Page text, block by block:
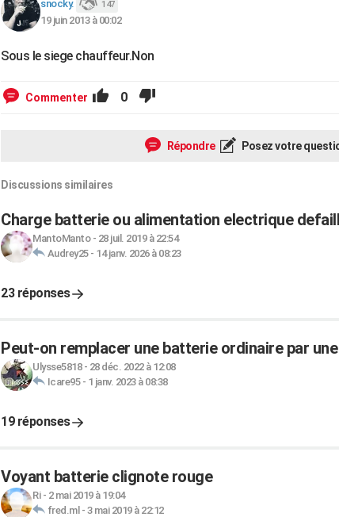
snocky. 147
19 juin 2013 à 00:02
Sous le siege chauffeur.Non
Commenter 0
Répondre Posez votre
Discussions similaires
Charge batterie ou alimentation electrique
MantoManto- 28 juil. 2019 à 22:54
Audrey25- 14 janv. 2026 à 08:23
23 réponses
Peut-on remplacer une batterie ordinaire par une
Ulysse5818- 28 déc. 2022 à 12:08
Icare95- 1 janv. 2023 à 08:38
19 réponses
Voyant batterie clignote rouge
Ri- 2 mai 2019 à 19:04
fred.ml - 3 mai 2019 à 22:12